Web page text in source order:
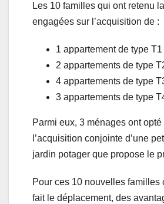
Les 10 familles qui ont retenu
engagées sur l’acquisition de :
1 appartement de type T1
2 appartements de type
4 appartements de type
3 appartements de type
Parmi eux, 3 ménages ont opté
l’acquisition conjointe d’une
jardin potager que propose le
Pour ces 10 nouvelles familles
fait le déplacement, des